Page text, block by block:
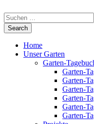
Home
Unser Garten
Garten-
Garten-
Garten-
Garten-
Garten-
Garten-
Garten-